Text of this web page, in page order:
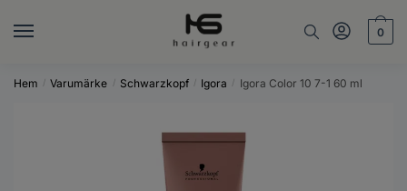
0
Hem / Varumärke / Schwarzkopf / Igora / Igora Color 10 7-1 60 ml